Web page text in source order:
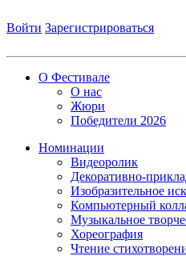
Войти Зарегистрироваться
О Фестивале
О нас
Жюри
Победители 2026
Номинации
Видеоролик
Декоративно-
Изобразительное
Компьютерный
Музыкальное
Хореография
Чтение